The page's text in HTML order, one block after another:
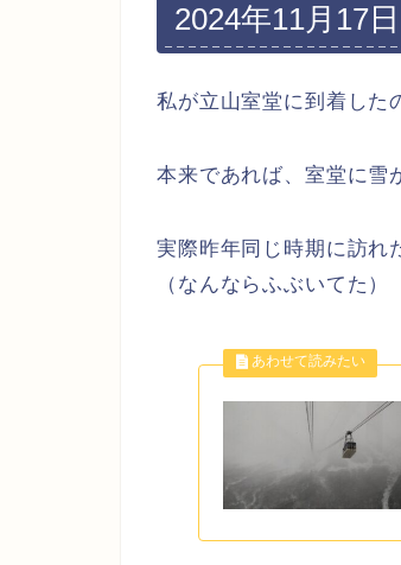
2024年11月17
私が立山室堂に到着した
本来であれば、室堂に雪
実際昨年同じ時期に訪れ
（なんならふぶいてた）